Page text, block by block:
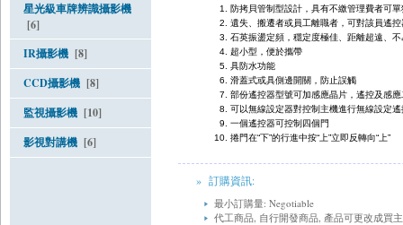
星光級車牌辨識攝影機
[6]
IR攝影機 [8]
CCD攝影機 [8]
監視攝影機 [10]
影視對講機 [6]
防拷貝管制型設計，具有不繳管理費者可
遺失、搬遷者或員工離職者，可對該員遙
石英振盪定頻，穩定度極佳、距離超遠、不
超小型，便於攜帶
具防水功能
滑蓋式或具側邊開關，防止誤觸
部份遙控器型號可加感應晶片，遙控及感應
可以無線設定器對控制主機進行無線設定
一個遙控器可控制四個門
捲門在“下”的行進中按“上”立即反轉向“上”
» 訂購資訊:
最小訂購量: Negotiable
代工商品, 自行開發商品, 產品可更改成買